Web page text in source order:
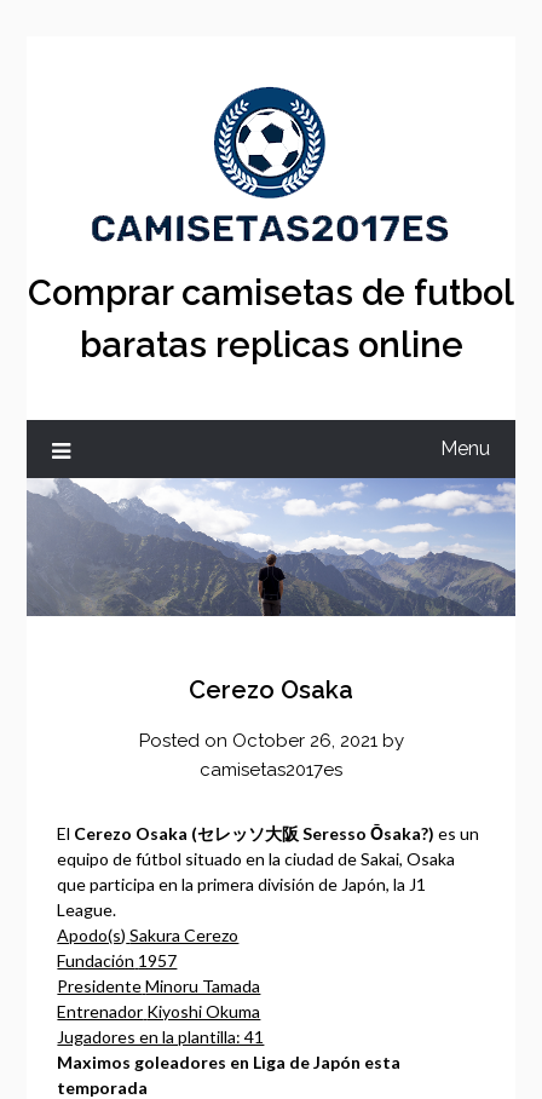
Comprar camisetas de futbol
baratas replicas online
Menu
Cerezo Osaka
Posted on October 26, 2021 by
camisetas2017es
El Cerezo Osaka (セレッソ大阪 Seresso Ōsaka?) es un
equipo de fútbol situado en la ciudad de Sakai, Osaka
que participa en la primera división de Japón, la J1
League.
Apodo(s) Sakura Cerezo
Fundación 1957
Presidente Minoru Tamada
Entrenador Kiyoshi Okuma
Jugadores en la plantilla: 41
Maximos goleadores en Liga de Japón esta
temporada